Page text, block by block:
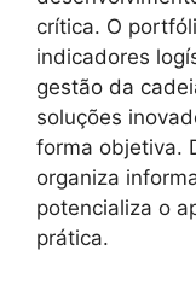
crítica. O
indicadores
gestão da
soluções
forma objetiva.
organiza
potencializa o
prática.